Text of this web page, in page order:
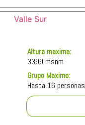
Altura maxima:
3399 msnm
Grupo Maximo:
Hasta 16 personas